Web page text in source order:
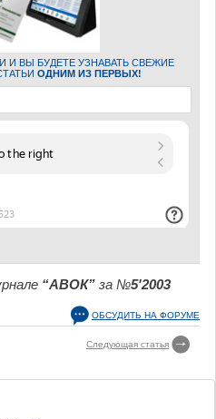
ВЫ БУДЕТЕ УЗНАВАТЬ СВЕЖИЕ
ОДНИМ ИЗ ПЕРВЫХ!
“АВОК” за №5'2003
ОБСУДИТЬ НА ФОРУМЕ
Следующая статья